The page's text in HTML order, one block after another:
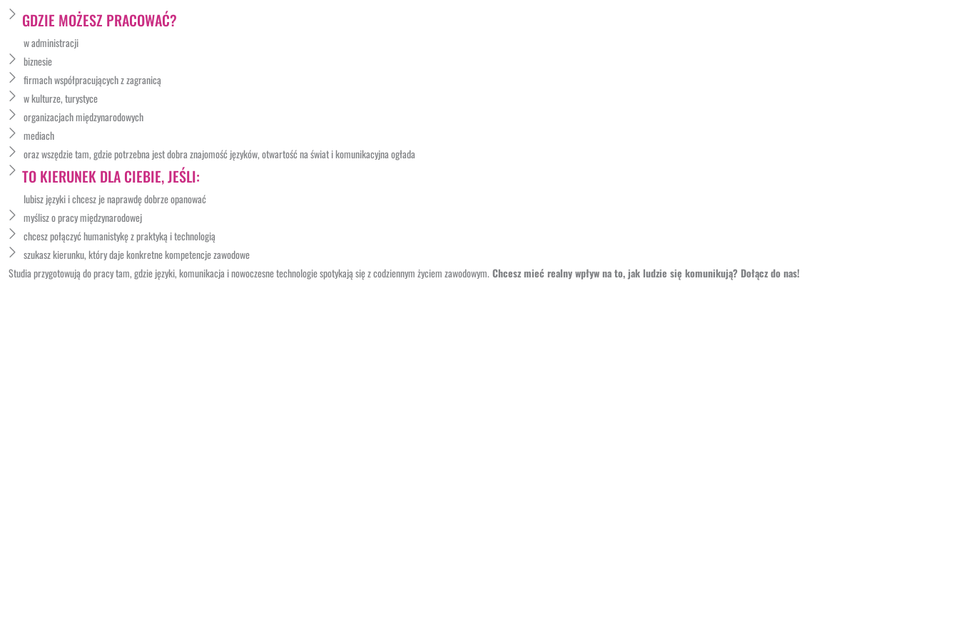
GDZIE MOŻESZ PRACOWAĆ?
w administracji
biznesie
firmach współpracujących z zagranicą
w kulturze, turystyce
organizacjach międzynarodowych
mediach
oraz wszędzie tam, gdzie potrzebna jest dobra znajomość języków, otwartość na świat i komunikacyjna ogłada
TO KIERUNEK DLA CIEBIE, JEŚLI:
lubisz języki i chcesz je naprawdę dobrze opanować
myślisz o pracy międzynarodowej
chcesz połączyć humanistykę z praktyką i technologią
szukasz kierunku, który daje konkretne kompetencje zawodowe
Studia przygotowują do pracy tam, gdzie języki, komunikacja i nowoczesne technologie spotykają się z codziennym życiem zawodowym. Chcesz mieć realny wpływ na to, jak ludzie się komunikują? Dołącz do nas!